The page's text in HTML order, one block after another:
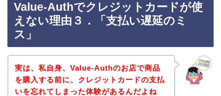
Value-Authでクレジットカードが使
えない理由３．「支払い遅延のミ
ス」
実は、私自身、Value-Authのお店で商品
を購入する前に、クレジットカードの支払
いを忘れてしまった体験があるんだよね